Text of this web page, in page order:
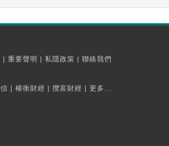
| 重要聲明 | 私隱政策 | 聯絡我們
| 權衡財經 | 攬富財經 | 更多...